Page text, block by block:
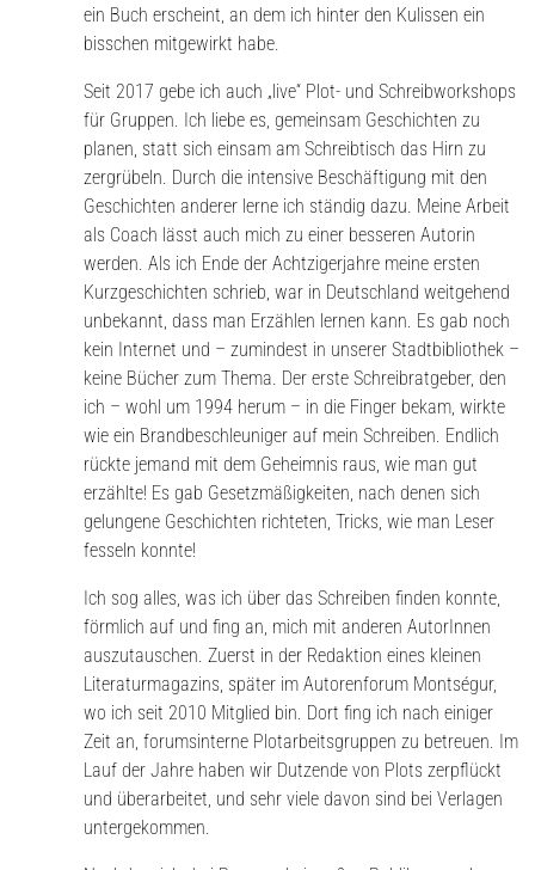
ein Buch erscheint, an dem ich hinter den Kulissen ein
bisschen mitgewirkt habe.
Seit 2017 gebe ich auch „live“ Plot- und Schreibworkshops
für Gruppen. Ich liebe es, gemeinsam Geschichten zu
planen, statt sich einsam am Schreibtisch das Hirn zu
zergrübeln. Durch die intensive Beschäftigung mit den
Geschichten anderer lerne ich ständig dazu. Meine Arbeit
als Coach lässt auch mich zu einer besseren Autorin
werden. Als ich Ende der Achtzigerjahre meine ersten
Kurzgeschichten schrieb, war in Deutschland weitgehend
unbekannt, dass man Erzählen lernen kann. Es gab noch
kein Internet und – zumindest in unserer Stadtbibliothek –
keine Bücher zum Thema. Der erste Schreibratgeber, den
ich – wohl um 1994 herum – in die Finger bekam, wirkte
wie ein Brandbeschleuniger auf mein Schreiben. Endlich
rückte jemand mit dem Geheimnis raus, wie man gut
erzählte! Es gab Gesetzmäßigkeiten, nach denen sich
gelungene Geschichten richteten, Tricks, wie man Leser
fesseln konnte!
Ich sog alles, was ich über das Schreiben finden konnte,
förmlich auf und fing an, mich mit anderen AutorInnen
auszutauschen. Zuerst in der Redaktion eines kleinen
Literaturmagazins, später im Autorenforum Montségur,
wo ich seit 2010 Mitglied bin. Dort fing ich nach einiger
Zeit an, forumsinterne Plotarbeitsgruppen zu betreuen. Im
Lauf der Jahre haben wir Dutzende von Plots zerpflückt
und überarbeitet, und sehr viele davon sind bei Verlagen
untergekommen.